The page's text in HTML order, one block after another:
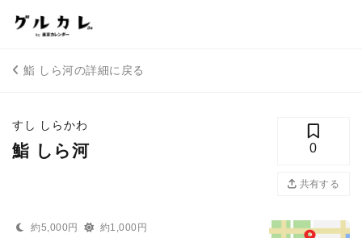
鮨 しら河の詳細に戻る
すし しらかわ
鮨 しら河 0
共有する
約5,000円
約1,000円